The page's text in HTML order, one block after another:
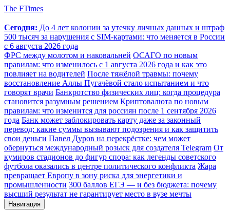
The FTimes
Сегодня: До 4 лет колонии за утечку личных данных и штраф
500 тысяч за нарушения с SIM-картами: что меняется в России
с 6 августа 2026 года
ФРС между молотом и наковальней ОСАГО по новым
правилам: что изменилось с 1 августа 2026 года и как это
повлияет на водителей После тяжёлой травмы: почему
восстановление Аллы Пугачёвой стало испытанием и что
говорят врачи Банкротство физических лиц: когда процедура
становится разумным решением Криптовалюта по новым
правилам: что изменится для россиян после 1 сентября 2026
года Банк может заблокировать карту даже за законный
перевод: какие суммы вызывают подозрения и как защитить
свои деньги Павел Дуров на перекрёстке: чем может
обернуться международный розыск для создателя Telegram От
кумиров стадионов до фигур спора: как легенды советского
футбола оказались в центре политического конфликта Жара
превращает Европу в зону риска для энергетики и
промышленности 300 баллов ЕГЭ — и без бюджета: почему
высший результат не гарантирует место в вузе мечты
Навигация